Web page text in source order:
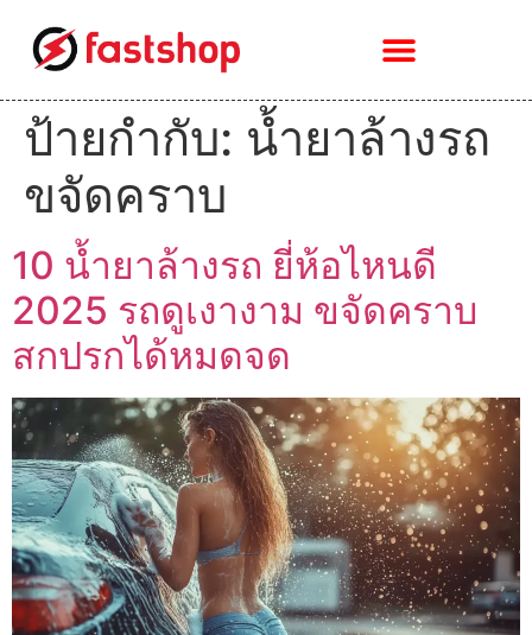
ป้ายกำกับ: น้ำยาล้างรถ
ขจัดคราบ
10 น้ำยาล้างรถ ยี่ห้อไหนดี
2025 รถดูเงางาม ขจัดคราบ
สกปรกได้หมดจด